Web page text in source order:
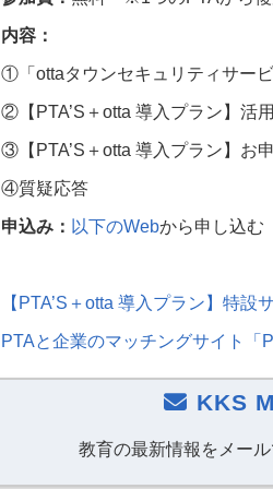
内容：
①「 ottaタウンセキュリティサー
②【 PTA’S ＋otta 導入プラン】活
③【 PTA’S ＋otta 導入プラン】お
④質疑応答
申込み： 以下のWebから申し込む
【 PTA’S ＋otta 導入プラン】特設
PTAと企業のマッチングサイト「
KKS
教育の最新情報をメー